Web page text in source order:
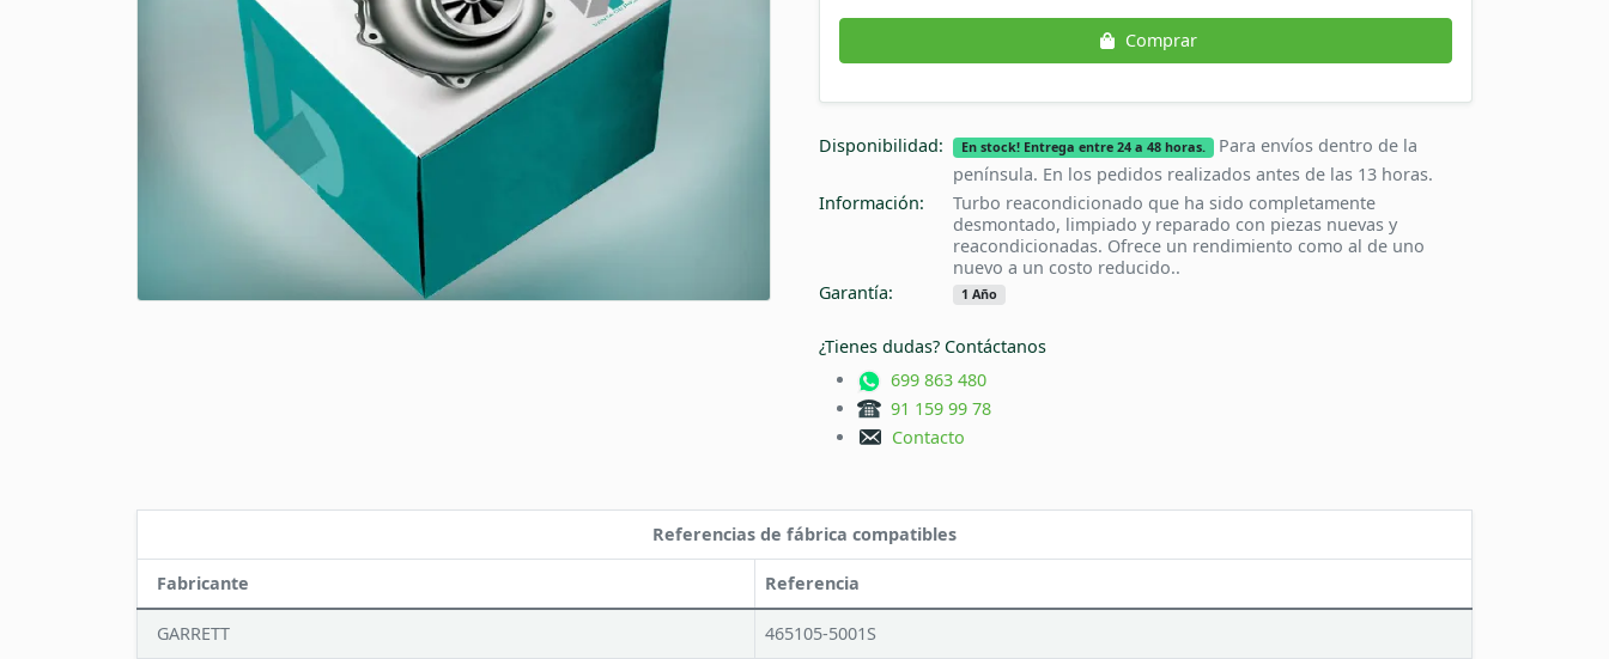
Comprar
Disponibilidad: En stock! Entrega entre 24 a 48 horas.
Para envíos dentro de la
península. En los pedidos realizados antes de las 13 horas.
Información:
Turbo reacondicionado que ha sido completamente
desmontado, limpiado y reparado con piezas nuevas y
reacondicionadas. Ofrece un rendimiento como al de uno
nuevo a un costo reducido..
Garantía:
1 Año
¿Tienes dudas? Contáctanos
699 863 480
91 159 99 78
Contacto
Referencias de fábrica compatibles
Fabricante Referencia
GARRETT 465105-5001S